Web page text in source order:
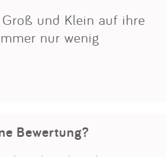
Partner
Anmelden
und Klein auf ihre
nur wenig
Bewertung?